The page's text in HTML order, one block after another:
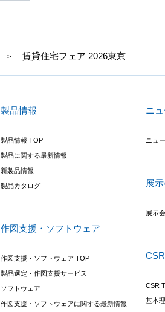
賃貸住宅フェア 2026東京
製品情報
製品情報 TOP
製品に関する最新情報
新製品情報
製品カタログ
作図支援・ソフトウェア
作図支援・ソフトウェア TOP
製品選定・作図支援サービス
ソフトウェア
作図支援・ソフトウェアに関する最新情報
ニ
ニュ
展
展示
CSR
CSR
基本